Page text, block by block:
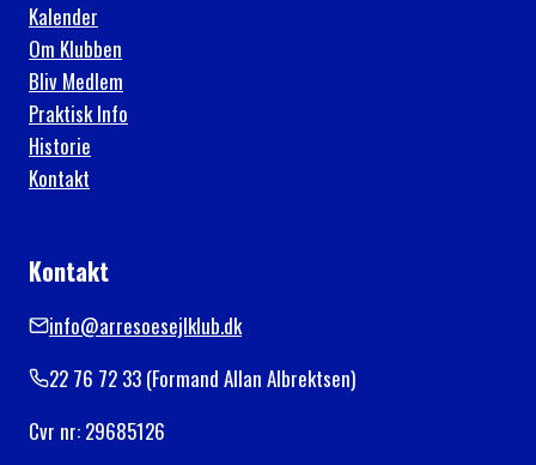
Kalender
Om Klubben
Bliv Medlem
Praktisk Info
Historie
Kontakt
Kontakt
info@arresoesejlklub.dk
22 76 72 33 (Formand Allan Albrektsen)
Cvr nr: 29685126